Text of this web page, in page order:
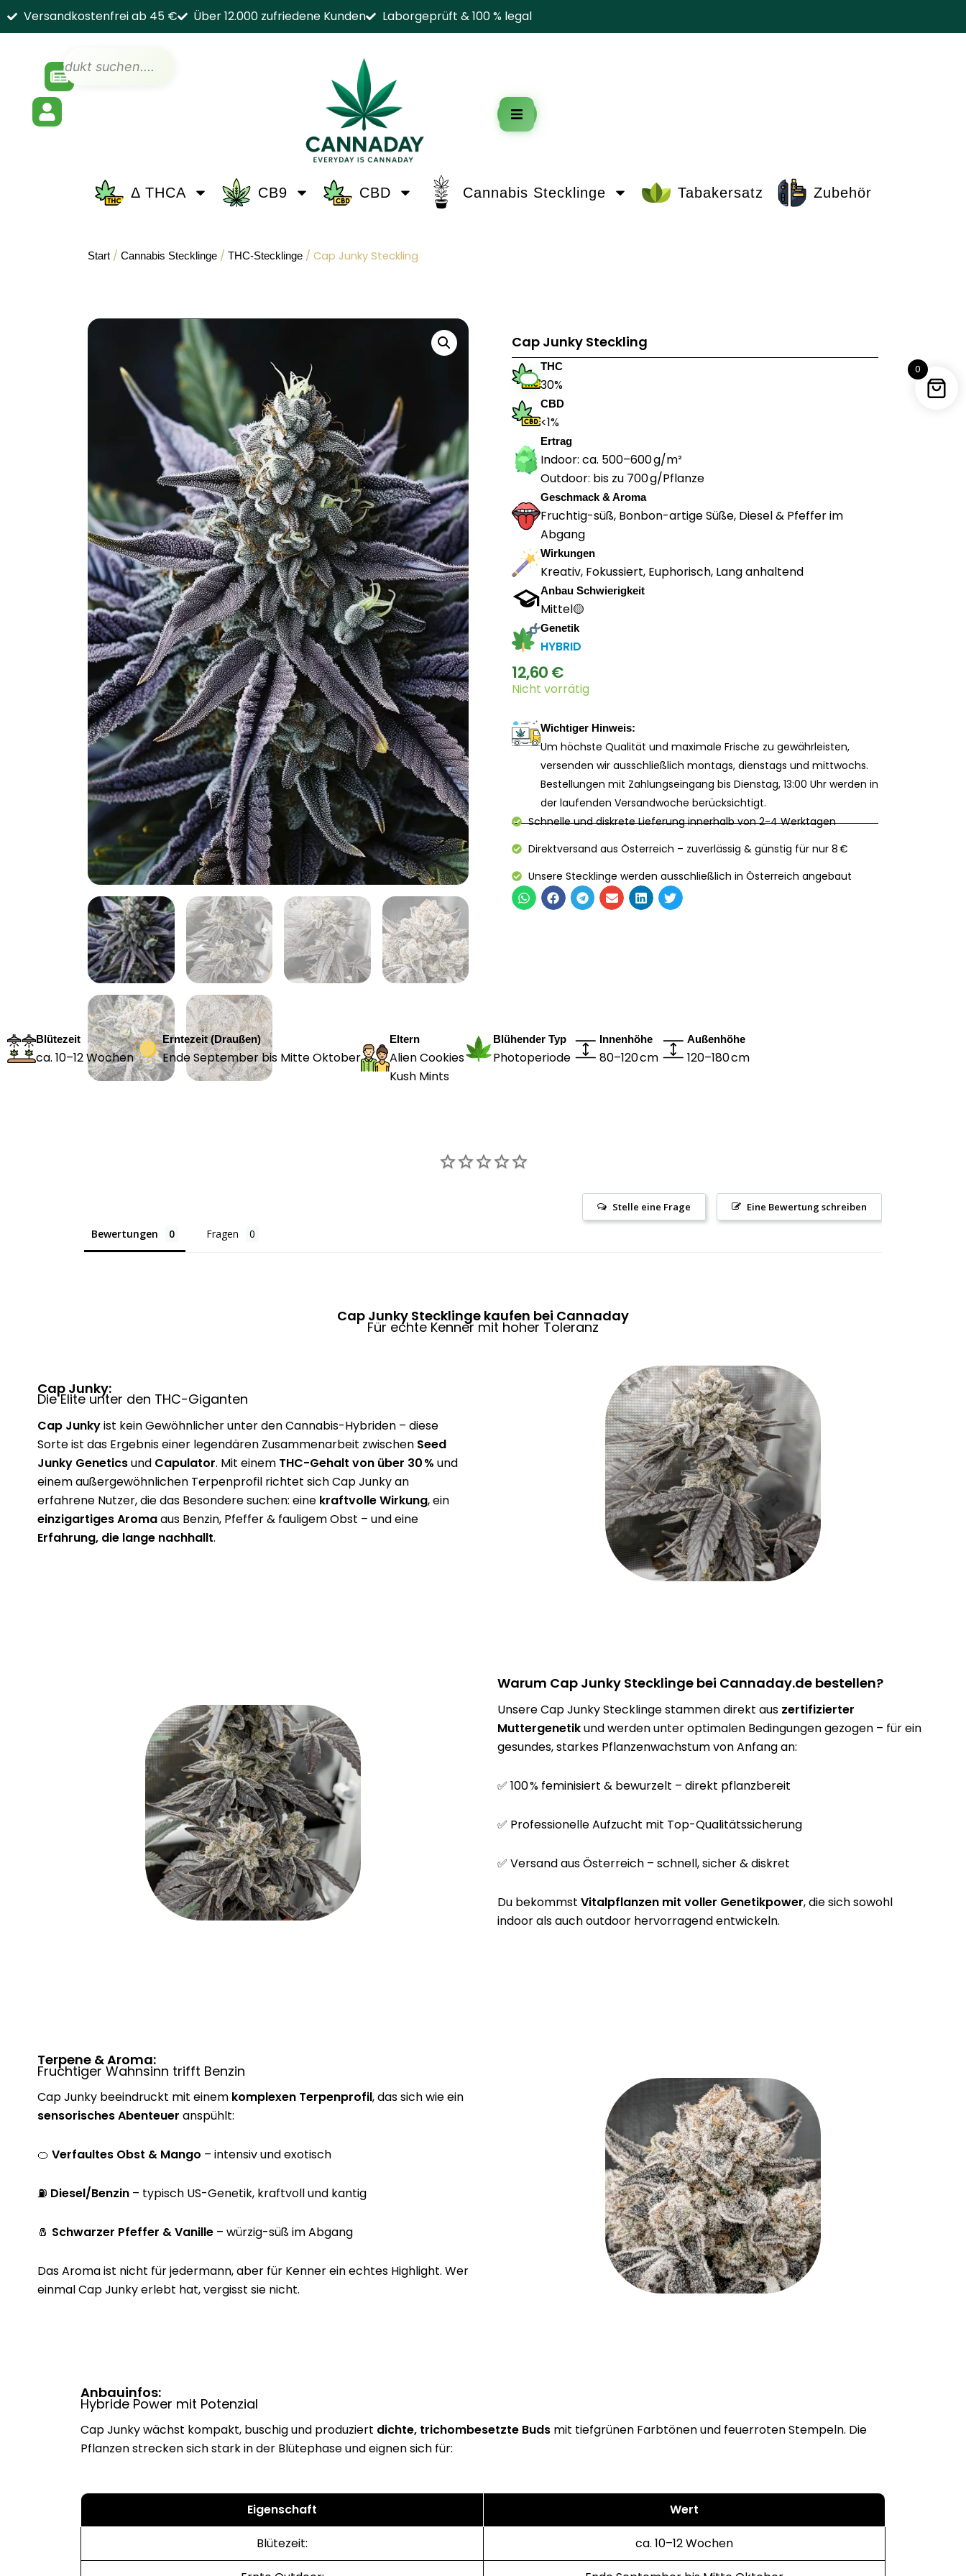
0
Versandkostenfrei ab 45 € Über 12.000 zufriedene Kunden Laborgeprüft & 100 % legal
0
Δ THCA CB9 CBD Cannabis Stecklinge Tabakersatz Zubehör
Start / Cannabis Stecklinge / THC-Stecklinge / Cap Junky Steckling
Cap Junky Steckling
THC
30%
CBD
<1%
Ertrag
Indoor: ca. 500–600 g/m²
Outdoor: bis zu 700 g/Pflanze
Geschmack & Aroma
Fruchtig-süß, Bonbon-artige Süße, Diesel & Pfeffer im
Abgang
Wirkungen
Kreativ, Fokussiert, Euphorisch, Lang anhaltend
Anbau Schwierigkeit
Mittel🟡
Genetik
HYBRID
12,60€
Nicht vorrätig
Wichtiger Hinweis:
Um höchste Qualität und maximale Frische zu gewährleisten,
versenden wir ausschließlich montags, dienstags und mittwochs.
Bestellungen mit Zahlungseingang bis Dienstag, 13:00 Uhr werden in
der laufenden Versandwoche berücksichtigt.
Schnelle und diskrete Lieferung​ innerhalb von 2-4 Werktagen
Direktversand aus Österreich – zuverlässig & günstig für nur 8 €
Unsere Stecklinge werden ausschließlich in Österreich angebaut
Blütezeit
ca. 10–12 Wochen
Erntezeit (Draußen)
Ende September bis Mitte Oktober
Eltern
Alien Cookies
Kush Mints
Blühender Typ
Photoperiode
Innenhöhe
80–120 cm
Außenhöhe
120–180 cm
Eine Bewertung schreiben
Stelle eine Frage
Bewertungen Fragen
Cap Junky Stecklinge kaufen bei Cannaday
Für echte Kenner mit hoher Toleranz
Cap Junky:
Die Elite unter den THC-Giganten
Cap Junkyist kein Gewöhnlicher unter den Cannabis-Hybriden – diese
Sorte ist das Ergebnis einer legendären Zusammenarbeit zwischen Seed
Junky Geneticsund Capulator. Mit einem THC-Gehalt von über 30 % und
einem außergewöhnlichen Terpenprofil richtet sich Cap Junky an
erfahrene Nutzer, die das Besondere suchen: eine kraftvolle Wirkung, ein
einzigartiges Aromaaus Benzin, Pfeffer & fauligem Obst – und eine
Erfahrung, die lange nachhallt.
Warum Cap Junky Stecklinge bei Cannaday.de bestellen?
Unsere Cap Junky Stecklinge stammen direkt aus zertifizierter
Muttergenetikund werden unter optimalen Bedingungen gezogen – für ein
gesundes, starkes Pflanzenwachstum von Anfang an:
✅ 100 % feminisiert & bewurzelt – direkt pflanzbereit
✅ Professionelle Aufzucht mit Top-Qualitätssicherung
✅ Versand aus Österreich – schnell, sicher & diskret
Du bekommst Vitalpflanzen mit voller Genetikpower, die sich sowohl
indoor als auch outdoor hervorragend entwickeln.
Terpene & Aroma:
Fruchtiger Wahnsinn trifft Benzin
Cap Junky beeindruckt mit einem komplexen Terpenprofil, das sich wie ein
sensorisches Abenteuer anspühlt:
🍊 Verfaultes Obst & Mango – intensiv und exotisch
⛽ Diesel/Benzin – typisch US-Genetik, kraftvoll und kantig
🧂 Schwarzer Pfeffer & Vanille – würzig-süß im Abgang
Das Aroma ist nicht für jedermann, aber für Kenner ein echtes Highlight. Wer
einmal Cap Junky erlebt hat, vergisst sie nicht.
Anbauinfos:
Hybride Power mit Potenzial
Cap Junky wächst kompakt, buschig und produziert dichte, trichombesetzte Buds mit tiefgrünen Farbtönen und feuerroten Stempeln. Die
Pflanzen strecken sich stark in der Blütephase und eignen sich für:
Eigenschaft Wert
Blütezeit: ca. 10–12 Wochen